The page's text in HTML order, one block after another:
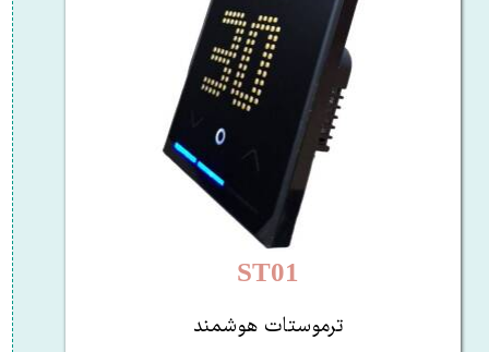
ترموستات هوشمند
ST01